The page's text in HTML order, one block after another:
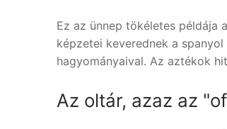
Ez az ünnep tökéletes példája
képzetei keverednek a
hagyományaival. Az aztékok
Az oltár, azaz az